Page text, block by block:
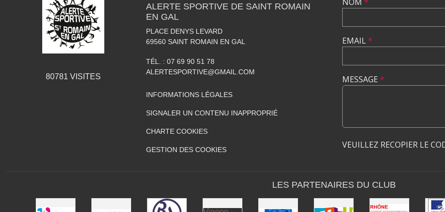
80781 VISITES
ALERTE SPORTIVE DE SAINT ROMAIN
EN GAL
PLACE DENYS LEVARD
69560 SAINT ROMAIN EN GAL
TÉL. : 07 69 90 51 78
ALERTESPORTIVE@GMAIL.COM
INFORMATIONS LÉGALES
SIGNALER UN CONTENU INAPPROPRIÉ
CHARTE COOKIES
GESTION DES COOKIES
EMAIL*
MESSAGE *
VEUILLEZ RECOPIER LE
LES PARTENAIRES DU CLUB